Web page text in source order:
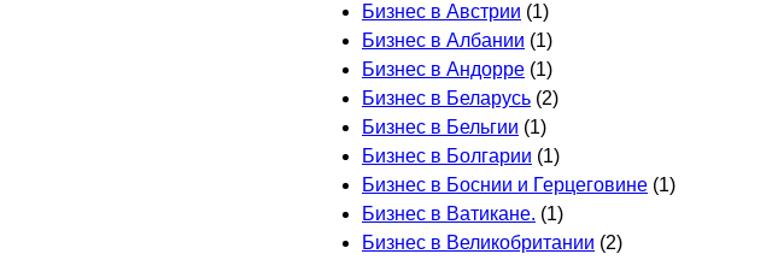
Бизнес в Австрии (1)
Бизнес в Албании (1)
Бизнес в Андорре (1)
Бизнес в Беларусь (2)
Бизнес в Бельгии (1)
Бизнес в Болгарии (1)
Бизнес в Боснии и Герцеговине (1)
Бизнес в Ватикане. (1)
Бизнес в Великобритании (2)